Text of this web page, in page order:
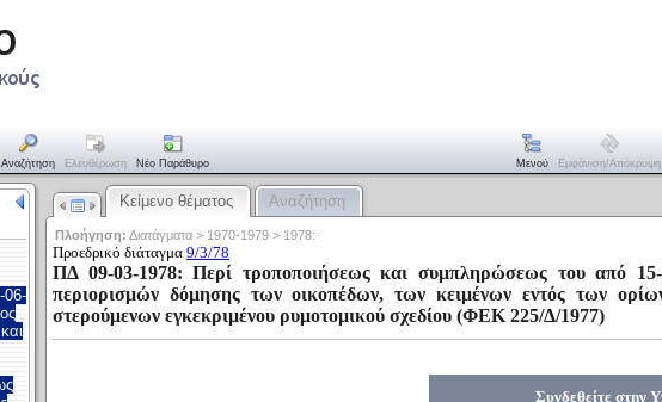
Αναζήτηση Ελευθέρωση Νέο Παράθυρο Μενού Εμφάνιση/απόκρυψη
Κείμενο θέματος Αναζήτηση